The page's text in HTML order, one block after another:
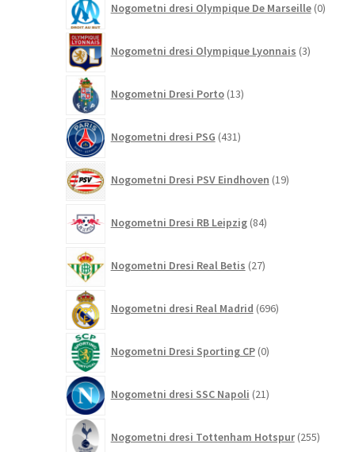
Nogometni dresi Olympique De Marseille 0
Nogometni dresi Olympique Lyonnais 3izdelki
Nogometni Dresi Porto 13izdelkov
Nogometni dresi PSG 431izdelkov
Nogometni Dresi PSV Eindhoven 19izdelkov
Nogometni Dresi RB Leipzig 84izdelkov
Nogometni Dresi Real Betis 27izdelkov
Nogometni dresi Real Madrid 696izdelkov
Nogometni Dresi Sporting CP 0izdelkov
Nogometni dresi SSC Napoli 21izdelkov
Nogometni dresi Tottenham Hotspur 255